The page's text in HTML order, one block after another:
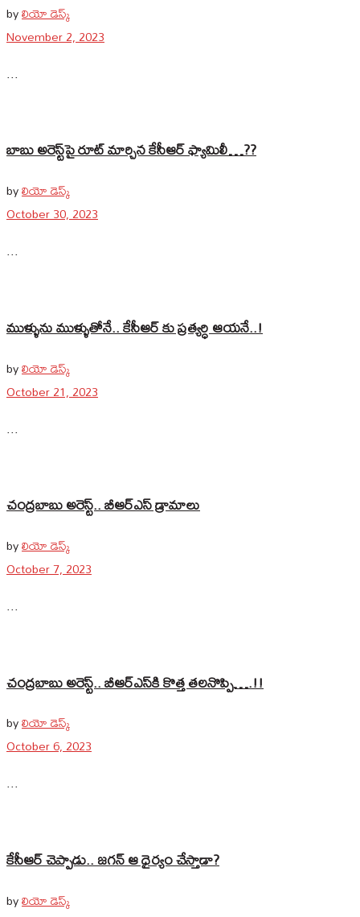
byలియో డెస్క్
November 2, 2023
...
బాబు అరెస్ట్‌పై రూట్‌ మార్చిన కేసీఆర్‌ ఫ్యామిలీ…??
byలియో డెస్క్
October 30, 2023
...
ముళ్ళును ముళ్ళుతోనే.. కేసీఆర్ కు ప్రత్యర్ధి ఆయనే..!
byలియో డెస్క్
October 21, 2023
...
చంద్రబాబు అరెస్ట్.. బీఆర్‌ఎస్‌ డ్రామాలు
byలియో డెస్క్
October 7, 2023
...
చంద్రబాబు అరెస్ట్‌.. బీఆర్‌ఎస్‌కి కొత్త తలనొప్పి….!!
byలియో డెస్క్
October 6, 2023
...
కేసీఆర్‌ చెప్పాడు.. జగన్‌ ఆ ధైర్యం చేస్తాడా?
byలియో డెస్క్